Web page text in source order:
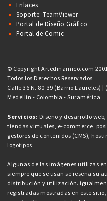
Enlaces
Soporte: TeamViewer
Portal de Diseño Gráfico
Portal de Comic
© Copyright Artedinamico.com
Todos los Derechos Reservados
Calle 36 N. 80-39 (Barrio Laureles) |
Medellín - Colombia - Suramérica
Servicios: Diseño y desarrollo
tiendas virtuales, e-commerce,
gestores de contenidos (CMS),
logotipos.
Algunas de las imágenes utilizas
siempre que se usan se reseña su
distribución y utilización.
registradas mostradas en este